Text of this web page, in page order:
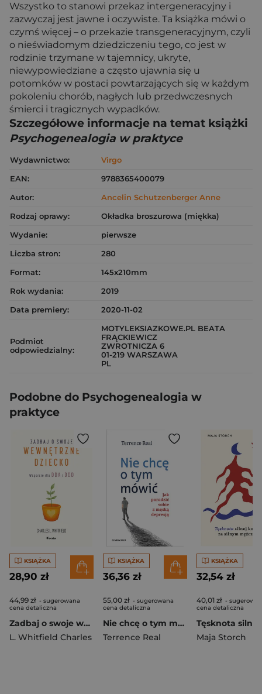
Wszystko to stanowi przekaz intergeneracyjny i
zazwyczaj jest jawne i oczywiste. Ta książka mówi o
czymś więcej – o przekazie transgeneracyjnym, czyli
o nieświadomym dziedziczeniu tego, co jest w
rodzinie trzymane w tajemnicy, ukryte,
niewypowiedziane a często ujawnia się u
potomków w postaci powtarzających się w każdym
pokoleniu chorób, nagłych lub przedwczesnych
śmierci i tragicznych wypadków.
Szczegółowe informacje na temat książki
Psychogenealogia w praktyce
Wydawnictwo:
Virgo
EAN:
9788365400079
Autor:
Ancelin Schutzenberger Anne
Rodzaj oprawy:
Okładka broszurowa (miękka)
Wydanie:
pierwsze
Liczba stron:
280
Format:
145x210mm
Rok wydania:
2019
Data premiery:
2020-11-02
Podmiot
odpowiedzialny:
MOTYLEKSIAZKOWE.PL BEATA
FRĄCKIEWICZ
ZWROTNICZA 6
01-219 WARSZAWA
PL
Podobne do Psychogenealogia w
praktyce
KSIĄŻKA
28,90 zł
44,99 zł - sugerowana
cena detaliczna
Zadbaj o swoje wewnętrzne dziecko. Wsparcie dla DDA i DDD
L. Whitfield Charles
KSIĄŻKA
36,36 zł
55,00 zł - sugerowana
cena detaliczna
Nie chcę o tym mówić. Jak poradzić sobie z męską depresją
Terrence Real
KSIĄŻKA
32,54 zł
40,01 zł -
cena detaliczna
Maja Storch